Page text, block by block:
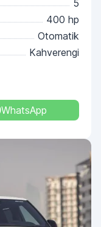
5
400 hp
Otomatik
Kahverengi
WhatsApp